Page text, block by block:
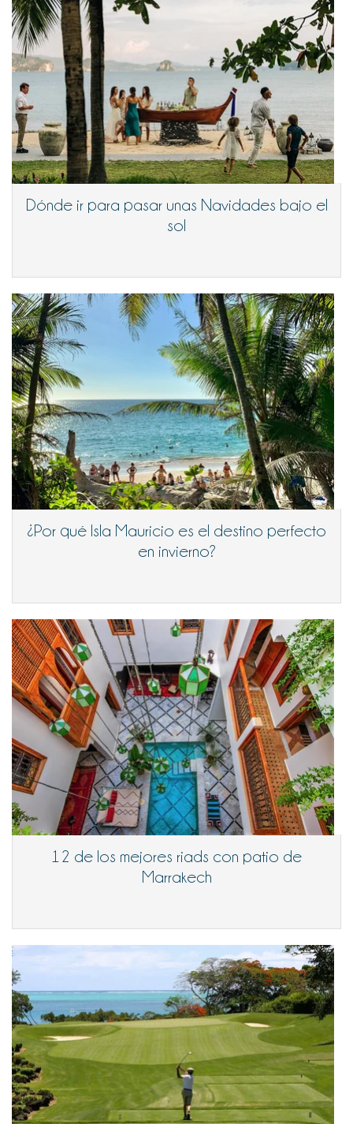
Dónde ir para pasar unas Navidades bajo el
sol
¿Por qué Isla Mauricio es el destino perfecto
en invierno?
12 de los mejores riads con patio de
Marrakech